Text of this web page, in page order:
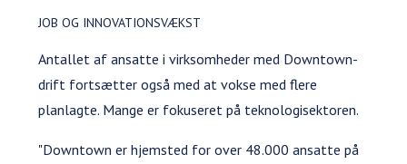
JOB OG INNOVATIONSVÆKST
Antallet af ansatte i virksomheder med Downtown-
drift fortsætter også med at vokse med flere
planlagte. Mange er fokuseret på teknologisektoren.
"Downtown er hjemsted for over 48.000 ansatte på